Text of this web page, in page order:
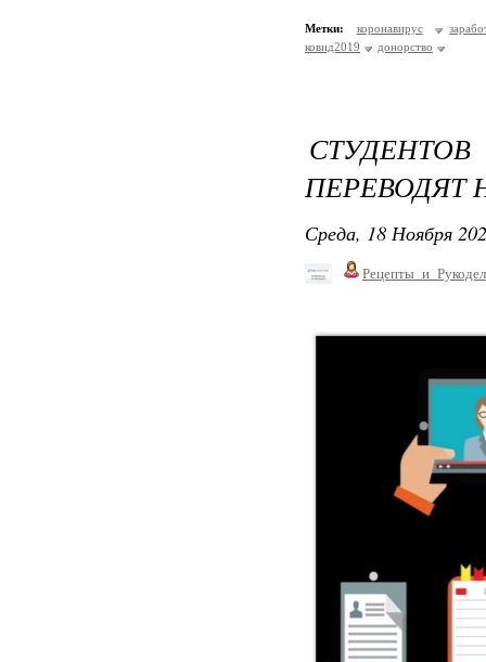
Метки: коронавирус
ковид2019
донорство
ПЕРЕВОДЯТ
Среда, 18 Ноября